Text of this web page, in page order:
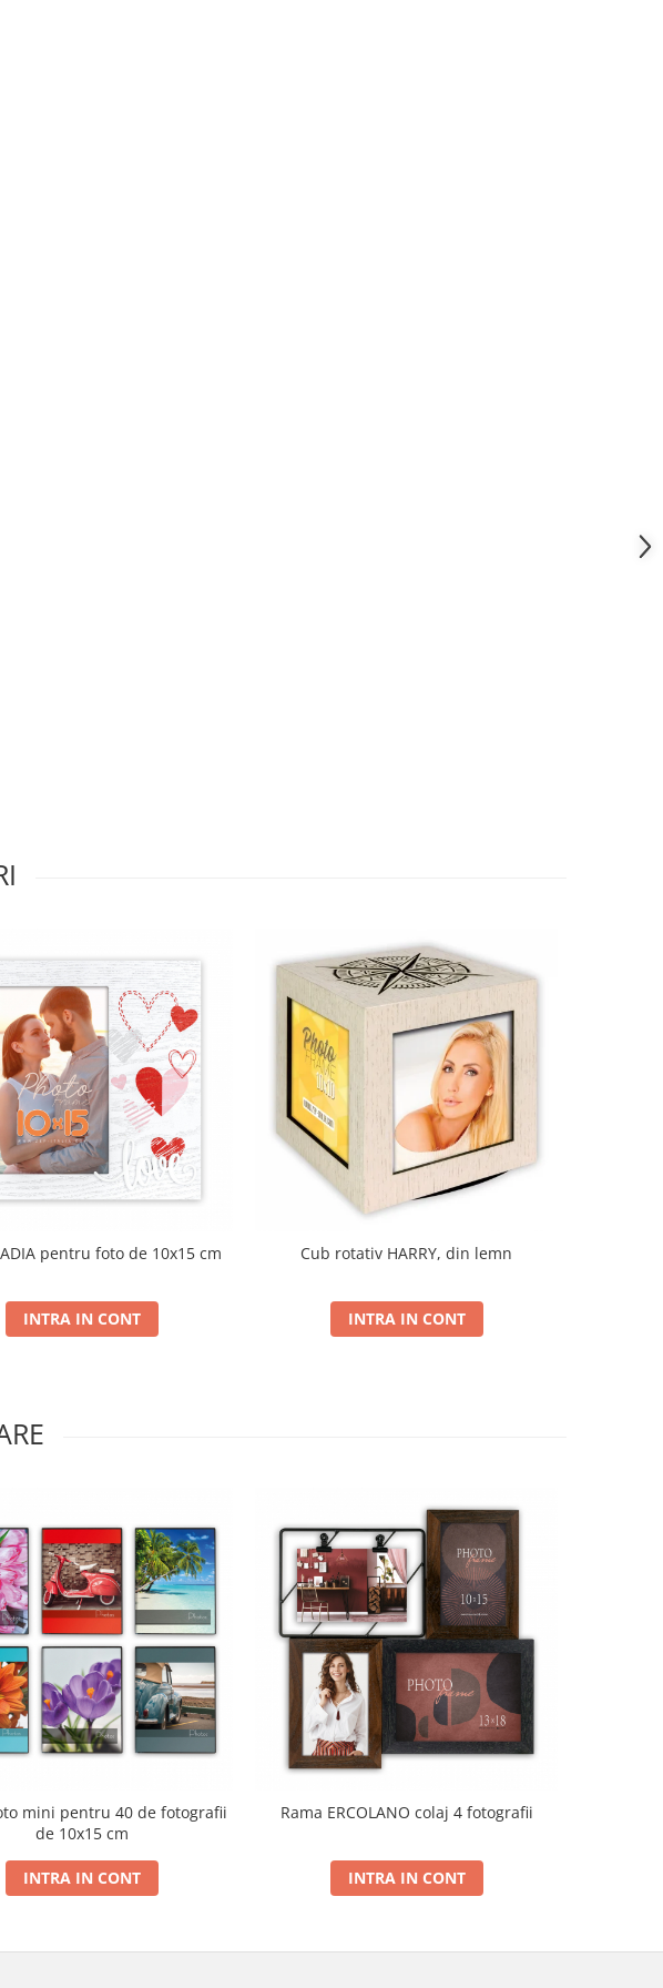
pentru foto de 10x15 cm
INTRA IN CONT
Cub rotativ HARRY, din lemn
INTRA IN CONT
mini pentru 40 de fotografii
de 10x15 cm
INTRA IN CONT
Rama ERCOLANO colaj 4 fotografii
INTRA IN CONT